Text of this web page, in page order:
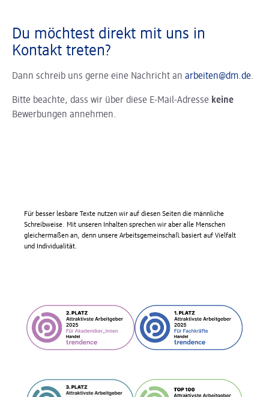
Du möchtest direkt mit uns in
Kontakt treten?
Dann schreib uns gerne eine Nachricht an arbeiten@dm.de.
Bitte beachte, dass wir über diese E-Mail-Adresse keine
Bewerbungen annehmen.
Für besser lesbare Texte nutzen wir auf diesen Seiten die männliche
Schreibweise. Mit unseren Inhalten sprechen wir aber alle Menschen
gleichermaßen an, denn unsere Arbeitsgemeinschaft basiert auf Vielfalt
und Individualität.